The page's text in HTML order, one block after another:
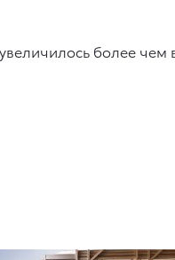
более чем